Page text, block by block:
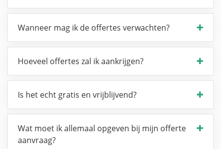
Wanneer mag ik de offertes verwachten?
Hoeveel offertes zal ik aankrijgen?
Is het echt gratis en vrijblijvend?
Wat moet ik allemaal opgeven bij mijn offerte
aanvraag?